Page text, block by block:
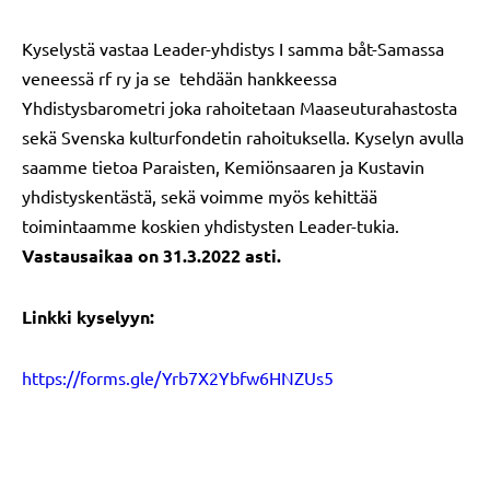
Kyselystä vastaa Leader-yhdistys I samma båt-Samassa
veneessä rf ry ja se tehdään hankkeessa
Yhdistysbarometri joka rahoitetaan Maaseuturahastosta
sekä Svenska kulturfondetin rahoituksella. Kyselyn avulla
saamme tietoa Paraisten, Kemiönsaaren ja Kustavin
yhdistyskentästä, sekä voimme myös kehittää
toimintaamme koskien yhdistysten Leader-tukia.
Vastausaikaa on 31.3.2022 asti.
Linkki kyselyyn:
https://forms.gle/Yrb7X2Ybfw6HNZUs5